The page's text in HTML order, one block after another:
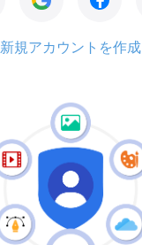
新規アカウントを作成